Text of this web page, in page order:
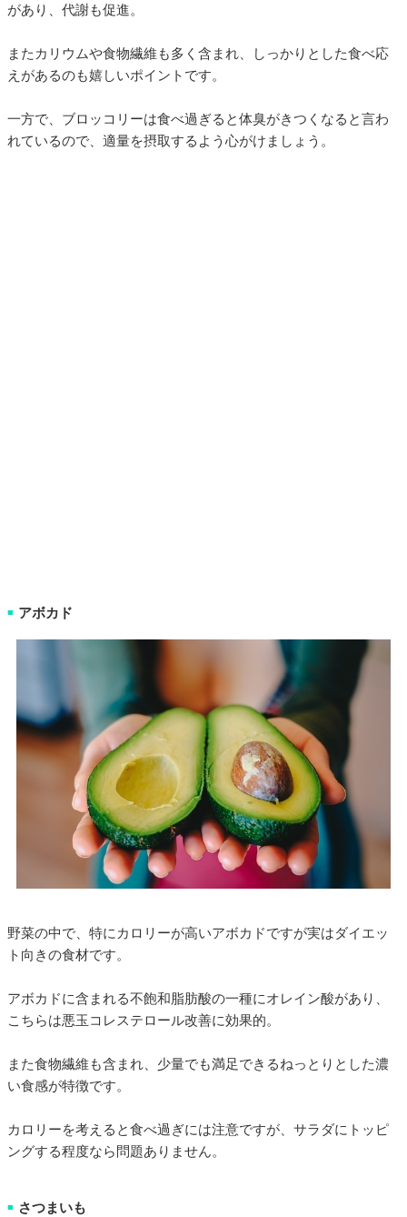
があり、代謝も促進。
またカリウムや食物繊維も多く含まれ、しっかりとした食べ応
えがあるのも嬉しいポイントです。
一方で、ブロッコリーは食べ過ぎると体臭がきつくなると言わ
れているので、適量を摂取するよう心がけましょう。
■ アボカド
野菜の中で、特にカロリーが高いアボカドですが実はダイエッ
ト向きの食材です。
アボカドに含まれる不飽和脂肪酸の一種にオレイン酸があり、
こちらは悪玉コレステロール改善に効果的。
また食物繊維も含まれ、少量でも満足できるねっとりとした濃
い食感が特徴です。
カロリーを考えると食べ過ぎには注意ですが、サラダにトッピ
ングする程度なら問題ありません。
■ さつまいも